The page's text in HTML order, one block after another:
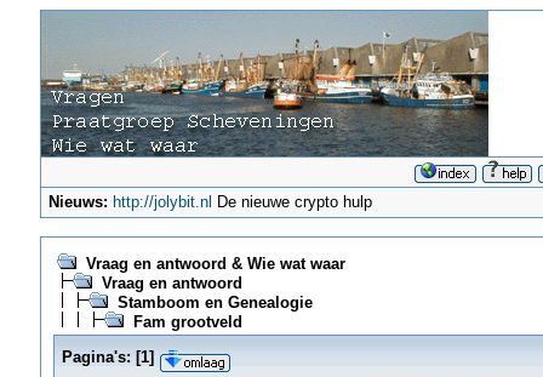
Nieuws: http://jolybit.nl De nieuwe crypto hulp
Vraag en antwoord & Wie wat waar
Vraag en antwoord
Stamboom en Genealogie
Fam grootveld
Pagina's: [1]